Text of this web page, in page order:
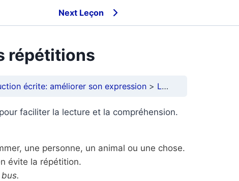
Next Leçon
répétitions
écrite: améliorer son expression Les pronoms pour éviter les répétitions
faciliter la lecture et la compréhension.
une personne, un animal ou une chose.
évite la répétition.